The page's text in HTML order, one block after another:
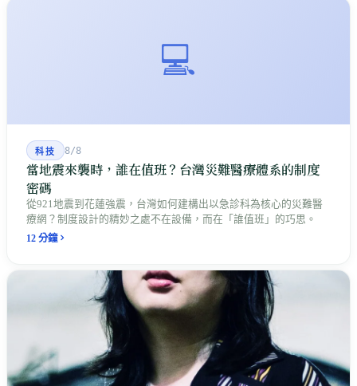
💻
科技 8/8
當地震來襲時，誰在值班？台灣災難醫療體系的制度
密碼
從921地震到花蓮強震，台灣如何建構出以急診科為核心的災難醫
療網？制度設計的精妙之處不在設備，而在「誰值班」的巧思。
12 分鐘